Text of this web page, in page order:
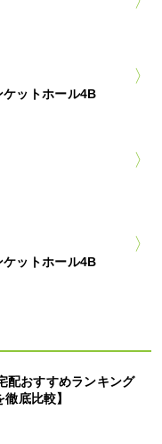
ットホール4B
ットホール4B
配おすすめランキング
底比較】